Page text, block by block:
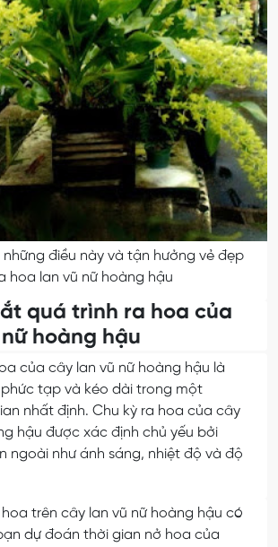
những điều này và tận hưởng vẻ đẹp
hoa lan vũ nữ hoàng hậu
quá trình ra hoa của
hoàng hậu
của cây lan vũ nữ hoàng hậu là
tạp và kéo dài trong một
nhất định. Chu kỳ ra hoa của cây
hậu được xác định chủ yếu bởi
ngoài như ánh sáng, nhiệt độ và độ
trên cây lan vũ nữ hoàng hậu có
dự đoán thời gian nở hoa của